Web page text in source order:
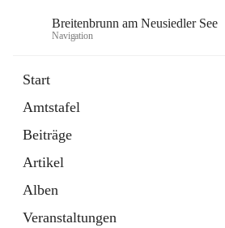
Breitenbrunn am Neusiedler See
Navigation
Start
Amtstafel
Beiträge
Artikel
Alben
Veranstaltungen
18 Schnellzugriffe
Gemeindeservice